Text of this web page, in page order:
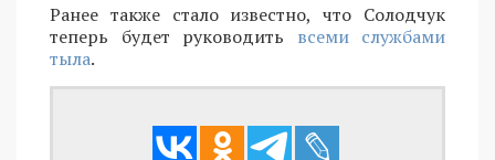
Ранее также стало известно, что Солодчук
теперь будет руководить всеми службами
тыла.